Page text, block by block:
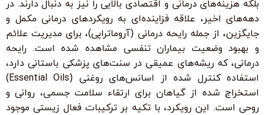
بلکه هزینه‌های درمانی و اقتصادی بالایی را نیز به دنبال دارند. در
دهه‌های اخیر، علاقه فزاینده‌ای به رویکردهای درمانی مکمل و
جایگزین، از جمله رایحه درمانی (آروماتراپی)، برای مدیریت علائم
و بهبود وضعیت بیماران تنفسی مشاهده شده است. رایحه
درمانی، که ریشه‌های عمیقی در سنت‌های پزشکی باستانی دارد،
استفاده کنترل شده از اسانس‌های روغنی (Essential Oils)
استخراج شده از گیاهان برای ارتقاء سلامت جسمی، روانی و
روحی است. این رویکرد، با تکیه بر ترکیبات فعال زیستی موجود